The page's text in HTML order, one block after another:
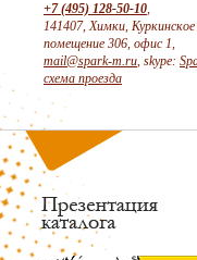
+7 (495) 128-50-10,
141407, Химки,
помещение 306, офис 1,
mail@spark-m.ru, skype:
схема проезда